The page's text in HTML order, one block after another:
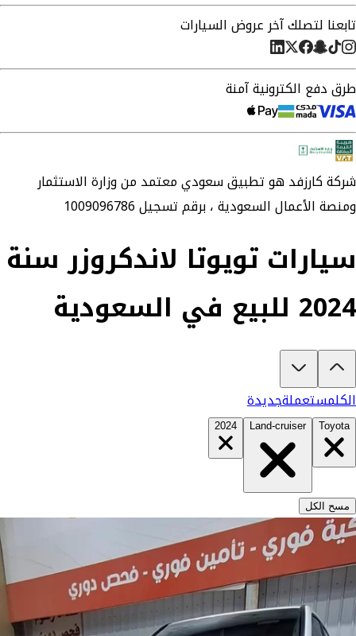
تابعنا لتصلك آخر عروض السيارات
طرق دفع الكترونية آمنة
شركةكارزفدهو تطبيق سعودي معتمد من وزارة الاستثمار
ومنصة الأعمال السعودية ،برقم تسجيل 1009096786
سيارات تويوتا لاندكروزر سنة
2024 للبيع في السعودية
تبغى تشتري تويوتا لاندكروزر 2024؟
الكلمستعملةجديدة
Toyota
Land-cruiser
2024
مسح الكل